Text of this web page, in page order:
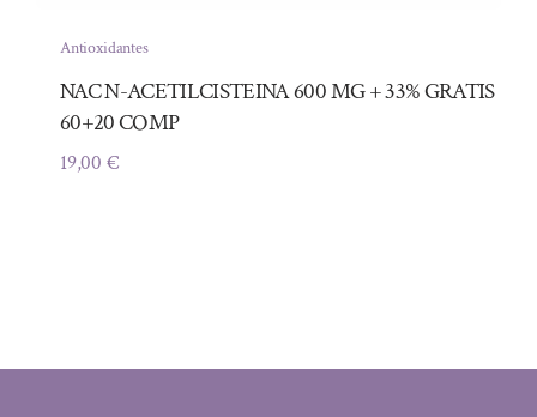
Antioxidantes
NAC N-ACETILCISTEINA 600 MG + 33% GRATIS
60+20 COMP
19,00 €